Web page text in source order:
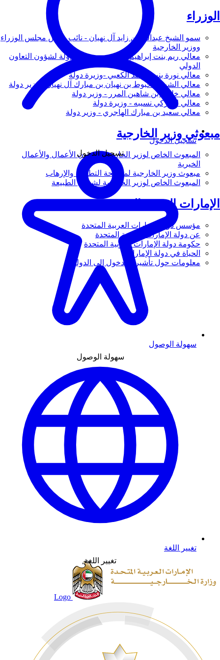
الوزراء
سمو الشيخ عبدالله بن زايد آل نهيان - نائب رئيس مجلس الوزراء
ووزير الخارجية
معالي ريم بنت إبراهيم الهاشمي - وزيرة دولة لشؤون التعاون
الدولي
معالي نورة بنت محمد الكعبي -وزيرة دولة
معالي الشيخ شخبوط بن نهيان بن مبارك آل نهيان - وزير دولة
معالي خليفة بن شاهين المرر - وزير دولة
معالي لانا زكي نسيبه - وزيرة دولة
معالي سعيد بن مبارك الهاجري - وزير دولة
مبعوثي وزير الخارجية
المبعوث الخاص لوزير الخارجية لشؤون الأعمال والأعمال
الخيرية
مبعوث وزير الخارجية لمكافحة التطرف والإرهاب
المبعوث الخاص لوزير الخارجية لشؤون الطبيعة
الإمارات العربية المتحدة
مؤسس دولة الإمارات العربية المتحدة
عن دولة الإمارات العربية المتحدة
حكومة دولة الإمارات العربية المتحدة
الحياة في دولة الإمارات
معلومات حول تأشيرة الدخول إلى الدولة
تسجيل الدخول
تسجيل الدخول
سهولة الوصول
سهولة الوصول
تغيير اللغة
تغيير اللغة
Logo